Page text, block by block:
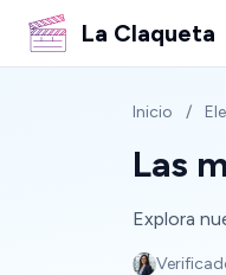
La Claqueta
Inicio /
Las
Explora